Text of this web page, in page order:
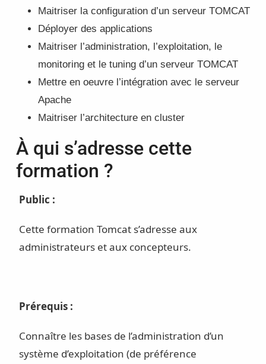
Maitriser la configuration d’un serveur TOMCAT
Déployer des applications
Maitriser l’administration, l’exploitation, le
monitoring et le tuning d’un serveur TOMCAT
Mettre en oeuvre l’intégration avec le serveur
Apache
Maitriser l’architecture en cluster
À qui s’adresse cette
formation ?
Public :
Cette formation Tomcat s’adresse aux
administrateurs et aux concepteurs.
Prérequis :
Connaître les bases de l’administration d’un
système d’exploitation (de préférence